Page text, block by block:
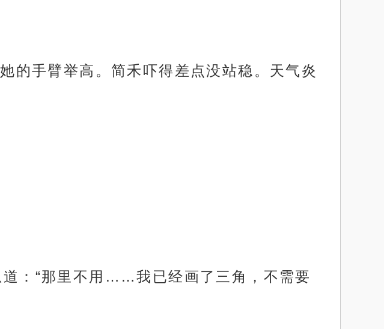
的手臂举高。简禾吓得差点没站稳。天气炎
：“那里不用……我已经画了三角，不需要